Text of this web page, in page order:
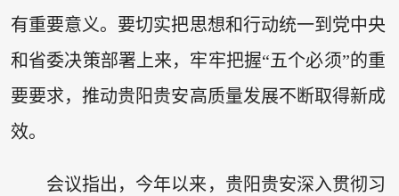
有重要意义。要切实把思想和行动统一到党中央
和省委决策部署上来，牢牢把握“五个必须”的重
要要求，推动贵阳贵安高质量发展不断取得新成
效。
会议指出，今年以来，贵阳贵安深入贯彻习